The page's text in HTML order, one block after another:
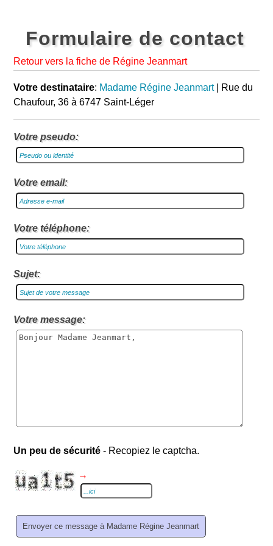
Formulaire de contact
Retour vers la fiche de Régine Jeanmart
Votre destinataire: Madame Régine Jeanmart| Rue du
Chaufour, 36 à 6747 Saint-Léger
Votre pseudo:
Votre email:
Votre téléphone:
Sujet:
Votre message:
Un peu de sécurité - Recopiez le captcha.
→